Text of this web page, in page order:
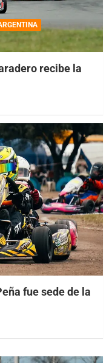
recibe la
fue sede de la